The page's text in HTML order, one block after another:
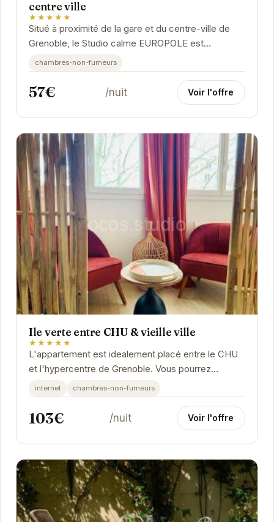
centre ville
★★★★★
Situé à proximité de la gare et du centre-ville de
Grenoble, le Studio calme EUROPOLE est
idéalement placé pour explorer les attraits de la...
chambres-non-fumeurs
57€ /nuit Voir l'offre
Ile verte entre CHU & vieille ville
★★★★★
L'appartement est idealement placé entre le CHU
et l'hypercentre de Grenoble. Vous pourrez
facilement acceder à pied aux different
commerces de...
internet chambres-non-fumeurs
103€ /nuit Voir l'offre